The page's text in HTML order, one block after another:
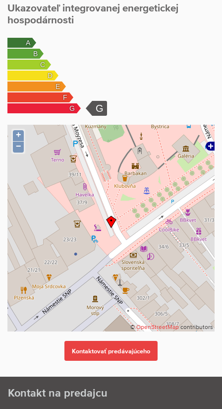
Ukazovateľ integrovanej energetickej
hospodárnosti
+
−
©OpenStreetMapcontributors
Kontakt na predajcu